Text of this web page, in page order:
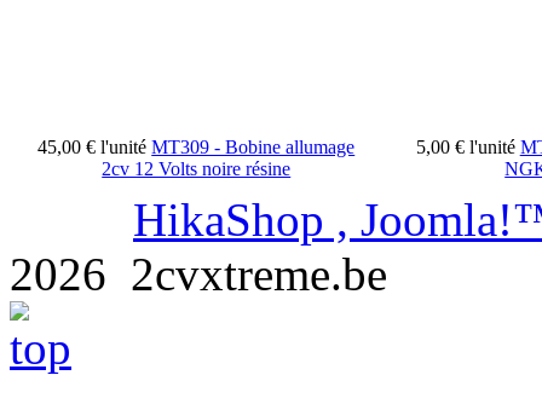
45,00 € l'unité MT309 - Bobine allumage
2cv 12 Volts noire résine
5,00 € l'unité
HikaShop ,
2026 2cvxtreme.be